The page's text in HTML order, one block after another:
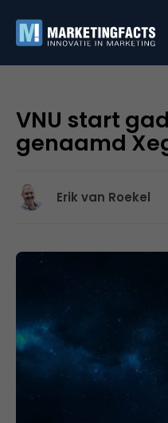
VNU start
genaamd
Erik van Roekel